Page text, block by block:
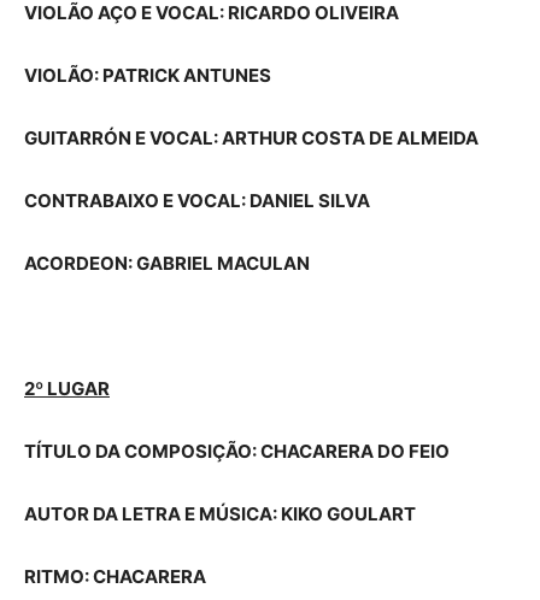
VIOLÃO AÇO E VOCAL: RICARDO OLIVEIRA
VIOLÃO: PATRICK ANTUNES
GUITARRÓN E VOCAL: ARTHUR COSTA DE ALMEIDA
CONTRABAIXO E VOCAL: DANIEL SILVA
ACORDEON: GABRIEL MACULAN
2º LUGAR
TÍTULO DA COMPOSIÇÃO: CHACARERA DO FEIO
AUTOR DA LETRA E MÚSICA: KIKO GOULART
RITMO: CHACARERA